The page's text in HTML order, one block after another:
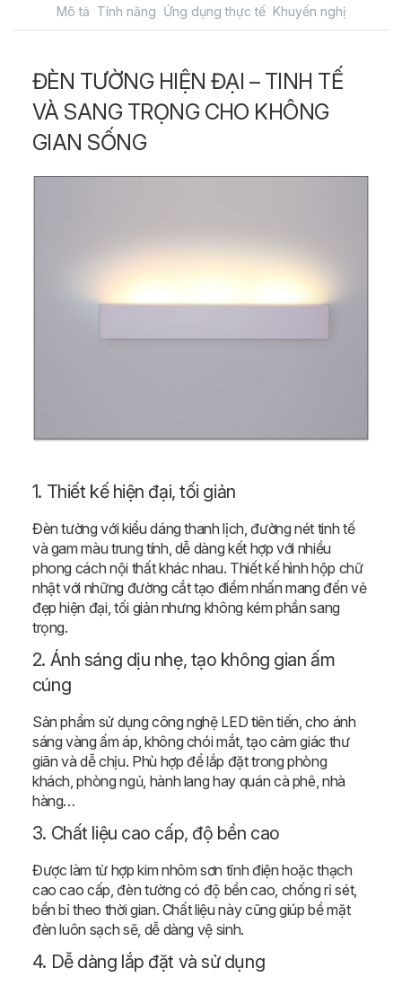
Mô tả Tính năng Ứng dụng thực tế Khuyến nghị
ĐÈN TƯỜNG HIỆN ĐẠI – TINH TẾ
VÀ SANG TRỌNG CHO KHÔNG
GIAN SỐNG
1. Thiết kế hiện đại, tối giản
Đèn tường với kiểu dáng thanh lịch, đường nét tinh tế
và gam màu trung tính, dễ dàng kết hợp với nhiều
phong cách nội thất khác nhau. Thiết kế hình hộp chữ
nhật với những đường cắt tạo điểm nhấn mang đến vẻ
đẹp hiện đại, tối giản nhưng không kém phần sang
trọng.
2. Ánh sáng dịu nhẹ, tạo không gian ấm
cúng
Sản phẩm sử dụng công nghệ LED tiên tiến, cho ánh
sáng vàng ấm áp, không chói mắt, tạo cảm giác thư
giãn và dễ chịu. Phù hợp để lắp đặt trong phòng
khách, phòng ngủ, hành lang hay quán cà phê, nhà
hàng…
3. Chất liệu cao cấp, độ bền cao
Được làm từ hợp kim nhôm sơn tĩnh điện hoặc thạch
cao cao cấp, đèn tường có độ bền cao, chống rỉ sét,
bền bỉ theo thời gian. Chất liệu này cũng giúp bề mặt
đèn luôn sạch sẽ, dễ dàng vệ sinh.
4. Dễ dàng lắp đặt và sử dụng